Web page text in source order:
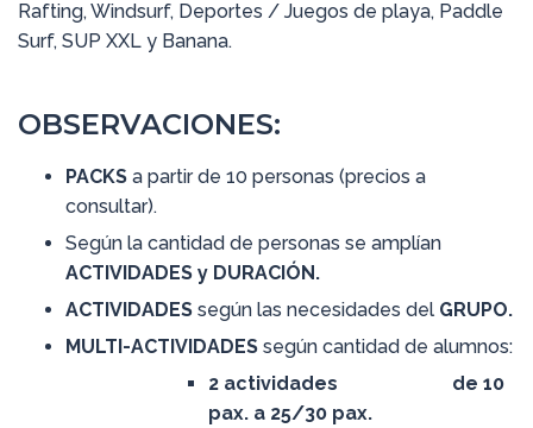
Rafting, Windsurf, Deportes / Juegos de playa, Paddle
Surf, SUP XXL y Banana.
OBSERVACIONES:
PACKS a partir de 10 personas (precios a
consultar).
Según la cantidad de personas se amplían
ACTIVIDADES y DURACIÓN.
ACTIVIDADES según las necesidades del GRUPO.
MULTI-ACTIVIDADES según cantidad de alumnos:
2 actividades de 10
pax. a 25/30 pax.